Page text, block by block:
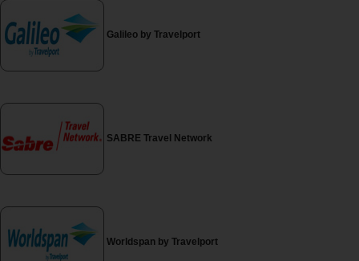
Carros
Elétricos
Carros
Premium
Campers
Galileo by Travelport
SABRE Travel Network
Worldspan by Travelport